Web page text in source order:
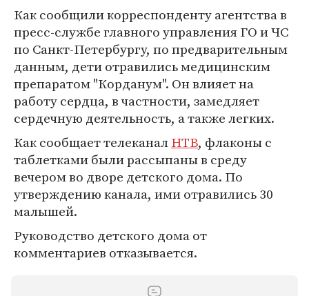
Как сообщили корреспонденту агентства в
пресс-службе главного управления ГО и ЧС
по Санкт-Петербургу, по предварительным
данным, дети отравились медицинским
препаратом "Корданум". Он влияет на
работу сердца, в частности, замедляет
сердечную деятельность, а также легких.
Как сообщает телеканалНТВ, флаконы с
таблетками были рассыпаны в среду
вечером во дворе детского дома. По
утверждению канала, ими отравились 30
малышей.
Руководство детского дома от
комментариев отказывается.